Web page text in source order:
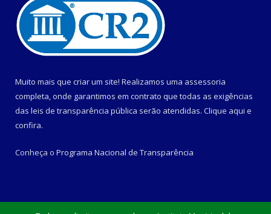
Muito mais que criar um site! Realizamos uma assessoria
completa, onde garantimos em contrato que todas as exigências
das leis de transparência pública serão atendidas. Clique aqui e
confira.
Conheça o Programa Nacional de Transparência